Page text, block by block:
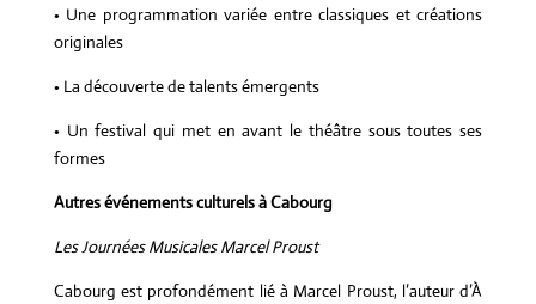
• Une programmation variée entre classiques et créations
originales
• La découverte de talents émergents
• Un festival qui met en avant le théâtre sous toutes ses
formes
Autres événements culturels à Cabourg
Les Journées Musicales Marcel Proust
Cabourg est profondément lié à Marcel Proust, l’auteur d’À